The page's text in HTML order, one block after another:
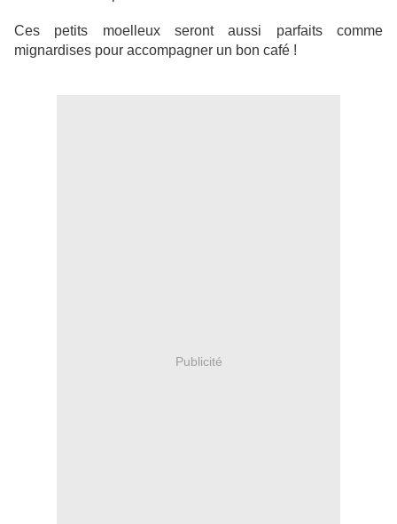
Ces petits moelleux seront aussi parfaits comme
mignardises pour accompagner un bon café !
Publicité